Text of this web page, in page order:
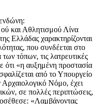
και Αθλητισμού Λίνα
Ελλάδας χαρακτηρίζονται
που συνδέεται στο
τόπων, τις λατρευτικές
ότι «η αυξημένη προστασία
από το Υπουργείο
Νόμο, έχει
σε πολλές περιπτώσεις,
«Λαμβάνοντας